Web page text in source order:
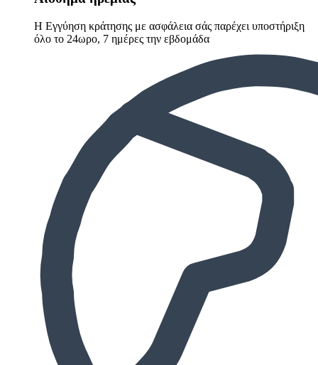
Η Εγγύηση κράτησης με ασφάλεια σάς παρέχει υποστήριξη
όλο το 24ωρο, 7 ημέρες την εβδομάδα